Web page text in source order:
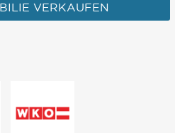
VERKAUFEN